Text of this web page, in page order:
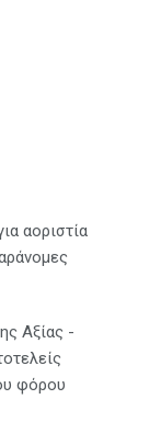
αοριστία
Αξίας -
φόρου